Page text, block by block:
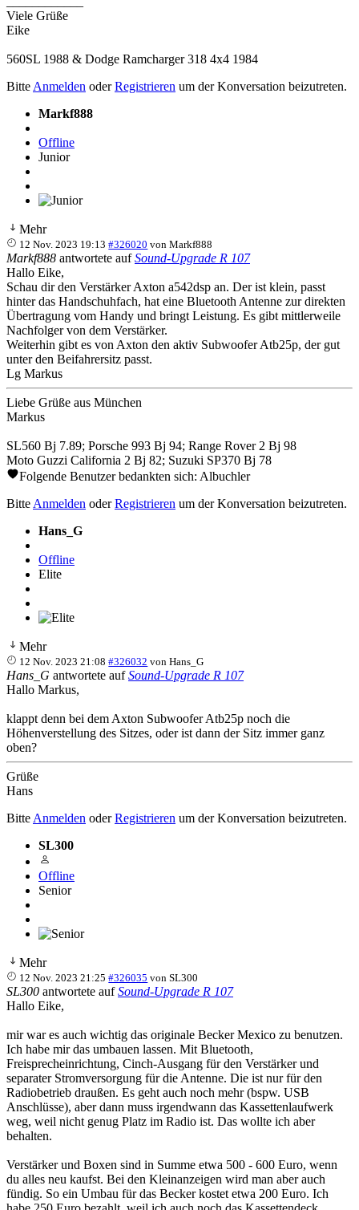
Viele Grüße
Eike
560SL 1988 & Dodge Ramcharger 318 4x4 1984
Bitte Anmelden oderRegistrieren um der Konversation beizutreten.
Markf888
Offline
Junior
Mehr
12 Nov. 2023 19:13 #326020 vonMarkf888
Markf888 antwortete aufSound-Upgrade R 107
Hallo Eike,
Schau dir den Verstärker Axton a542dsp an. Der ist klein, passt
hinter das Handschuhfach, hat eine Bluetooth Antenne zur direkten
Übertragung vom Handy und bringt Leistung. Es gibt mittlerweile
Nachfolger von dem Verstärker.
Weiterhin gibt es von Axton den aktiv Subwoofer Atb25p, der gut
unter den Beifahrersitz passt.
Lg Markus
Liebe Grüße aus München
Markus
SL560 Bj 7.89; Porsche 993 Bj 94; Range Rover 2 Bj 98
Moto Guzzi California 2 Bj 82; Suzuki SP370 Bj 78
Folgende Benutzer bedankten sich: Albuchler
Bitte Anmelden oderRegistrieren um der Konversation beizutreten.
Hans_G
Offline
Elite
Mehr
12 Nov. 2023 21:08 #326032 vonHans_G
Hans_G antwortete aufSound-Upgrade R 107
Hallo Markus,
klappt denn bei dem Axton Subwoofer Atb25p noch die
Höhenverstellung des Sitzes, oder ist dann der Sitz immer ganz
oben?
Grüße
Hans
Bitte Anmelden oderRegistrieren um der Konversation beizutreten.
SL300
Offline
Senior
Mehr
12 Nov. 2023 21:25 #326035 vonSL300
SL300 antwortete aufSound-Upgrade R 107
Hallo Eike,
mir war es auch wichtig das originale Becker Mexico zu benutzen.
Ich habe mir das umbauen lassen. Mit Bluetooth,
Freisprecheinrichtung, Cinch-Ausgang für den Verstärker und
separater Stromversorgung für die Antenne. Die ist nur für den
Radiobetrieb draußen. Es geht auch noch mehr (bspw. USB
Anschlüsse), aber dann muss irgendwann das Kassettenlaufwerk
weg, weil nicht genug Platz im Radio ist. Das wollte ich aber
behalten.
Verstärker und Boxen sind in Summe etwa 500 - 600 Euro, wenn
du alles neu kaufst. Bei den Kleinanzeigen wird man aber auch
fündig. So ein Umbau für das Becker kostet etwa 200 Euro. Ich